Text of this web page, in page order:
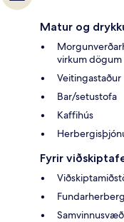
Matur og
virkum dögum
Veitingastaður
Bar/setustofa
Kaffihús
Fyrir